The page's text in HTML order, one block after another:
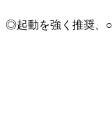
◎起動を強く推奨、